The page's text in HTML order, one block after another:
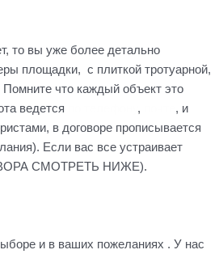
то вы уже более детально
площадки, с плиткой тротуарной,
что каждый объект это
ведется
,
, и
в договоре прописывается
Если вас все устраивает
СМОТРЕТЬ НИЖЕ).
и в ваших пожеланиях . У нас